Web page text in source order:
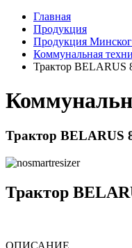
Главная
Продукция
Продукция
Коммунальная
Трактор
Трактор
Трактор
ОПИСАНИЕ